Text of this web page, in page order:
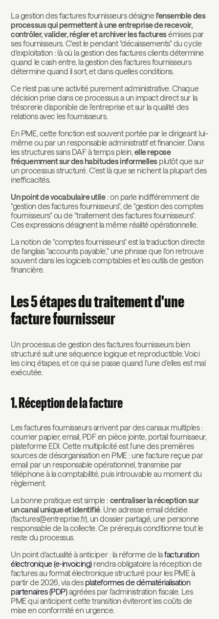
La gestion des factures fournisseurs désigne l'ensemble des
processus qui permettent à une entreprise de recevoir,
contrôler, valider, régler et archiver les facturesémises par
ses fournisseurs. C'est le pendant "décaissements" du cycle
d'exploitation : là où la gestion des factures clients détermine
quand le cash entre, la gestion des factures fournisseurs
détermine quand il sort, et dans quelles conditions.
Ce n'est pas une activité purement administrative. Chaque
décision prise dans ce processus a un impact direct sur la
trésorerie disponible de l'entreprise et sur la qualité des
relations avec les fournisseurs.
En PME, cette fonction est souvent portée par le dirigeant lui-
même ou par un responsable administratif et financier. Dans
les structures sans DAF à temps plein, elle repose
fréquemment sur des habitudes informellesplutôt que sur
un processus structuré. C'est là que se nichent la plupart des
inefficacités.
Un point de vocabulaire utile: on parle indifféremment de
"gestion des factures fournisseurs", de "gestion des comptes
fournisseurs" ou de "traitement des factures fournisseurs".
Ces expressions désignent la même réalité opérationnelle.
La notion de "comptes fournisseurs" est la traduction directe
de l'anglais "accounts payable," une phrase que l'on retrouve
souvent dans les logiciels comptables et les outils de gestion
financière.
Les 5 étapes du traitement d'une
facture fournisseur
Un processus de gestion des factures fournisseurs bien
structuré suit une séquence logique et reproductible. Voici
les cinq étapes, et ce qui se passe quand l'une d'elles est mal
exécutée.
1. Réception de la facture
Les factures fournisseurs arrivent par des canaux multiples :
courrier papier, email, PDF en pièce jointe, portail fournisseur,
plateforme EDI. Cette multiplicité est l'une des premières
sources de désorganisation en PME : une facture reçue par
email par un responsable opérationnel, transmise par
téléphone à la comptabilité, puis introuvable au moment du
règlement.
La bonne pratique est simple : centraliser la réception sur
un canal unique et identifié. Une adresse email dédiée
(factures@entreprise.fr), un dossier partagé, une personne
responsable de la collecte. Ce prérequis conditionne tout le
reste du processus.
Un point d'actualité à anticiper : la réforme de lafacturation
électronique (e-invoicing)rendra obligatoire la réception de
factures au format électronique structuré pour les PME à
partir de 2026, via des plateformes de dématérialisation
partenaires (PDP)agréées par l'administration fiscale. Les
PME qui anticipent cette transition éviteront les coûts de
mise en conformité en urgence.